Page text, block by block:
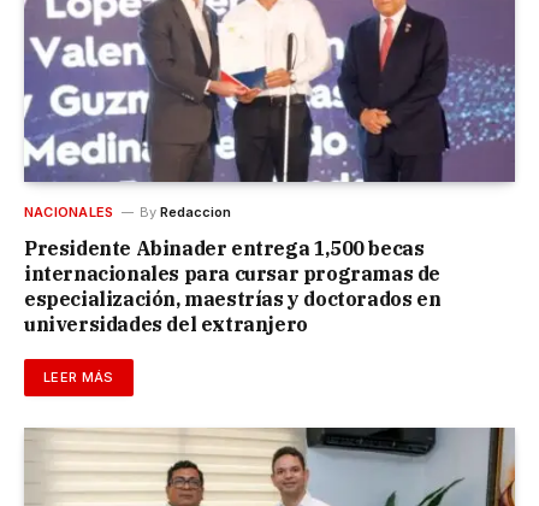
NACIONALES By Redaccion
Presidente Abinader entrega 1,500 becas
internacionales para cursar programas de
especialización, maestrías y doctorados en
universidades del extranjero
LEER MÁS